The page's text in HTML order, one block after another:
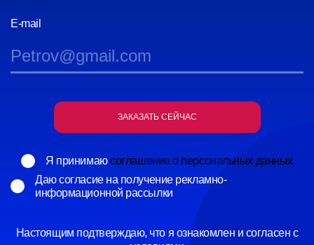
E-mail
Настоящим подтверждаю, что я ознакомлен и согласен с
Я принимаюсоглашение о персональных данных
Даю согласие на получение рекламно-
информационной рассылки
ЗАКАЗАТЬ СЕЙЧАС